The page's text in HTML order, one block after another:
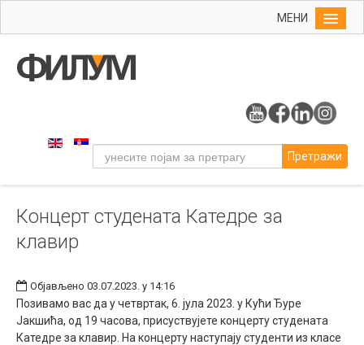
МЕНИ
Упис
Уметност
Музичка уметност
Примењена и ликовна уметност
Издаваштво
Библиотека
Претражи
Концерт студената Катедре за
клавир
Објављено 03.07.2023. у 14:16
Позивамо вас да у четвртак, 6. јула 2023. у Кући Ђуре
Jакшића, од 19 часова, присуствујете концерту студената
Катедре за клавир. На концерту наступају студенти из класе